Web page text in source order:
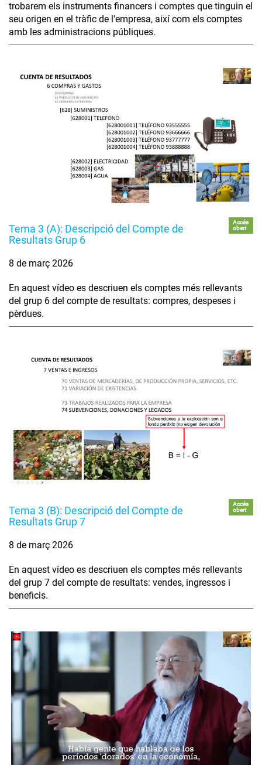
trobarem els instruments financers i comptes que tinguin el
seu origen en el tràfic de l'empresa, així com els comptes
amb les administracions públiques.
Tema 3 (A): Descripció del Compte de
Resultats Grup 6
Accés
obert
8 de març 2026
En aquest vídeo es descriuen els comptes més rellevants
del grup 6 del compte de resultats: compres, despeses i
pèrdues.
Tema 3 (B): Descripció del Compte de
Resultats Grup 7
Accés
obert
8 de març 2026
En aquest vídeo es descriuen els comptes més rellevants
del grup 7 del compte de resultats: vendes, ingressos i
beneficis.